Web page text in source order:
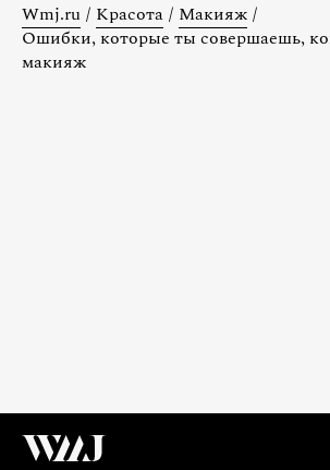
Wmj.ru / Красота / Макияж /
Ошибки, которые ты совершаешь,
макияж